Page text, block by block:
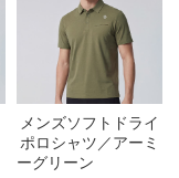
メンズソフトドライ
ポロシャツ／アーミ
ーグリーン